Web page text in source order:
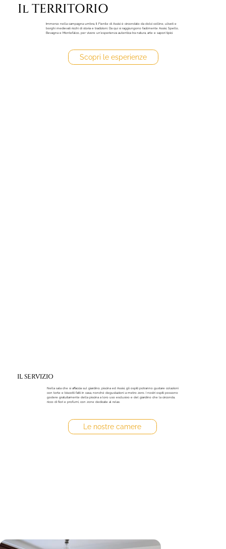
Il TERRITORIO
Immerso nella campagna umbra, Il Fienile di Assisi è circondato da dolci colline, uliveti e
borghi medievali ricchi di storia e tradizioni. Da qui si raggiungono facilmente Assisi, Spello,
Bevagna e Montefalco, per vivere un'esperienza autentica tra natura, arte e sapori tipici.
Scopri le esperienze
IL SERVIZIO
Nella sala che si affaccia sul giardino, piscina ed Assisi, gli ospiti potranno gustare colazioni
con torte e biscotti fatti in casa, nonché degustazioni a metro zero. I nostri ospiti possono
godere gratuitamente della piscina a loro uso esclusivo e del giardino che la circonda,
ricco di fiori e profumi, con zone dedicate al relax.
Le nostre camere